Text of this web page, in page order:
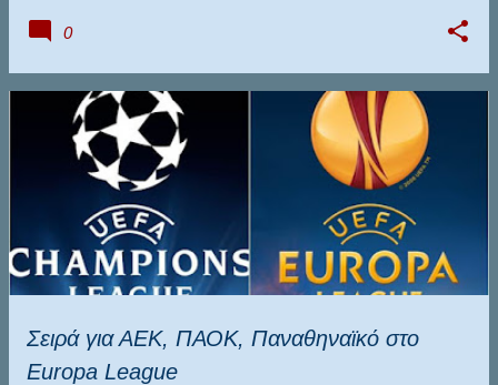
0
Σειρά για ΑΕΚ, ΠΑΟΚ, Παναθηναϊκό στο
Europa League